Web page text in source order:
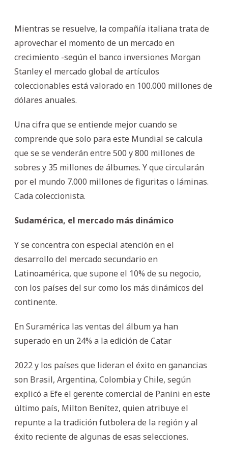
Mientras se resuelve, la compañía italiana trata de
aprovechar el momento de un mercado en
crecimiento -según el banco inversiones Morgan
Stanley el mercado global de artículos
coleccionables está valorado en 100.000 millones de
dólares anuales.
Una cifra que se entiende mejor cuando se
comprende que solo para este Mundial se calcula
que se se venderán entre 500 y 800 millones de
sobres y 35 millones de álbumes. Y que circularán
por el mundo 7.000 millones de figuritas o láminas.
Cada coleccionista.
Sudamérica, el mercado más dinámico
Y se concentra con especial atención en el
desarrollo del mercado secundario en
Latinoamérica, que supone el 10% de su negocio,
con los países del sur como los más dinámicos del
continente.
En Suramérica las ventas del álbum ya han
superado en un 24% a la edición de Catar
2022 y los países que lideran el éxito en ganancias
son Brasil, Argentina, Colombia y Chile, según
explicó a Efe el gerente comercial de Panini en este
último país, Milton Benítez, quien atribuye el
repunte a la tradición futbolera de la región y al
éxito reciente de algunas de esas selecciones.